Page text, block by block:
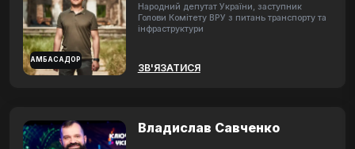
АМБАСАДОР
Народний депутат України, заступник
Голови Комітету ВРУ з питань транспорту та
інфраструктури
ЗВ'ЯЗАТИСЯ
Владислав Савченко